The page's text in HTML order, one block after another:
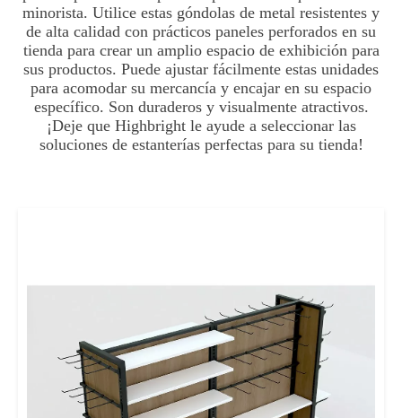
minorista. Utilice estas góndolas de metal resistentes y
de alta calidad con prácticos paneles perforados en su
tienda para crear un amplio espacio de exhibición para
sus productos. Puede ajustar fácilmente estas unidades
para acomodar su mercancía y encajar en su espacio
específico. Son duraderos y visualmente atractivos.
¡Deje que Highbright le ayude a seleccionar las
soluciones de estanterías perfectas para su tienda!